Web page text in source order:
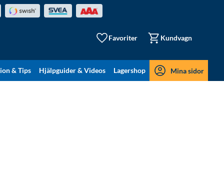
Favoriter Kundvagn
& Tips Hjälpguider & Videos Lagershop Mina sidor